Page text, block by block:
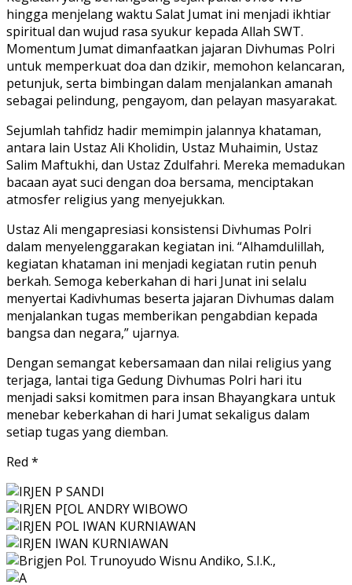
hingga menjelang waktu Salat Jumat ini menjadi ikhtiar
spiritual dan wujud rasa syukur kepada Allah SWT.
Momentum Jumat dimanfaatkan jajaran Divhumas Polri
untuk memperkuat doa dan dzikir, memohon kelancaran,
petunjuk, serta bimbingan dalam menjalankan amanah
sebagai pelindung, pengayom, dan pelayan masyarakat.
Sejumlah tahfidz hadir memimpin jalannya khataman,
antara lain Ustaz Ali Kholidin, Ustaz Muhaimin, Ustaz
Salim Maftukhi, dan Ustaz Zdulfahri. Mereka memadukan
bacaan ayat suci dengan doa bersama, menciptakan
atmosfer religius yang menyejukkan.
Ustaz Ali mengapresiasi konsistensi Divhumas Polri
dalam menyelenggarakan kegiatan ini. “Alhamdulillah,
kegiatan khataman ini menjadi kegiatan rutin penuh
berkah. Semoga keberkahan di hari Junat ini selalu
menyertai Kadivhumas beserta jajaran Divhumas dalam
menjalankan tugas memberikan pengabdian kepada
bangsa dan negara,” ujarnya.
Dengan semangat kebersamaan dan nilai religius yang
terjaga, lantai tiga Gedung Divhumas Polri hari itu
menjadi saksi komitmen para insan Bhayangkara untuk
menebar keberkahan di hari Jumat sekaligus dalam
setiap tugas yang diemban.
Red *